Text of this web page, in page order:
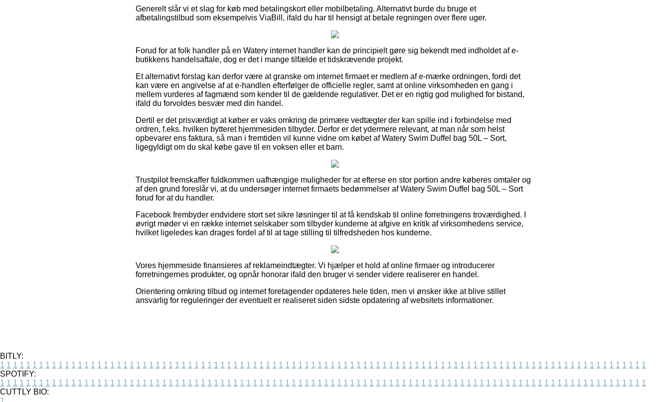
Generelt slår vi et slag for køb med betalingskort eller mobilbetaling. Alternativt burde du bruge et
afbetalingstilbud som eksempelvis ViaBill, ifald du har til hensigt at betale regningen over flere uger.
Forud for at folk handler på en Watery internet handler kan de principielt gøre sig bekendt med indholdet af e-
butikkens handelsaftale, dog er det i mange tilfælde et tidskrævende projekt.
Et alternativt forslag kan derfor være at granske om internet firmaet er medlem af e-mærke ordningen, fordi det
kan være en angivelse af at e-handlen efterfølger de officielle regler, samt at online virksomheden en gang i
mellem vurderes af fagmænd som kender til de gældende regulativer. Det er en rigtig god mulighed for bistand,
ifald du forvoldes besvær med din handel.
Dertil er det prisværdigt at køber er vaks omkring de primære vedtægter der kan spille ind i forbindelse med
ordren, f.eks. hvilken bytteret hjemmesiden tilbyder. Derfor er det ydermere relevant, at man når som helst
opbevarer ens faktura, så man i fremtiden vil kunne vidne om købet af Watery Swim Duffel bag 50L – Sort,
ligegyldigt om du skal købe gave til en voksen eller et barn.
Trustpilot fremskaffer fuldkommen uafhængige muligheder for at efterse en stor portion andre køberes omtaler og
af den grund foreslår vi, at du undersøger internet firmaets bedømmelser af Watery Swim Duffel bag 50L – Sort
forud for at du handler.
Facebook frembyder endvidere stort set sikre løsninger til at få kendskab til online forretningens troværdighed. I
øvrigt møder vi en række internet selskaber som tilbyder kunderne at afgive en kritik af virksomhedens service,
hvilket ligeledes kan drages fordel af til at tage stilling til tilfredsheden hos kunderne.
Vores hjemmeside finansieres af reklameindtægter. Vi hjælper et hold af online firmaer og introducerer
forretningernes produkter, og opnår honorar ifald den bruger vi sender videre realiserer en handel.
Orientering omkring tilbud og internet foretagender opdateres hele tiden, men vi ønsker ikke at blive stillet
ansvarlig for reguleringer der eventuelt er realiseret siden sidste opdatering af websitets informationer.
BITLY:
1 1 1 1 1 1 1 1 1 1 1 1 1 1 1 1 1 1 1 1 1 1 1 1 1 1 1 1 1 1 1 1 1 1 1 1 1 1 1 1 1 1 1 1 1 1 1 1 1 1 1 1 1 1 1 1 1 1 1 1 1 1 1 1 1 1 1 1 1 1 1 1 1 1 1 1 1 1 1 1 1 1 1 1 1 1 1 1 1 1 1 1 1 1 1 1 1 1 1 1
SPOTIFY:
1 1 1 1 1 1 1 1 1 1 1 1 1 1 1 1 1 1 1 1 1 1 1 1 1 1 1 1 1 1 1 1 1 1 1 1 1 1 1 1 1 1 1 1 1 1 1 1 1 1 1 1 1 1 1 1 1 1 1 1 1 1 1 1 1 1 1 1 1 1 1 1 1 1 1 1 1 1 1 1 1 1 1 1 1 1 1 1 1 1 1 1 1 1 1 1 1 1 1 1
CUTTLY BIO: